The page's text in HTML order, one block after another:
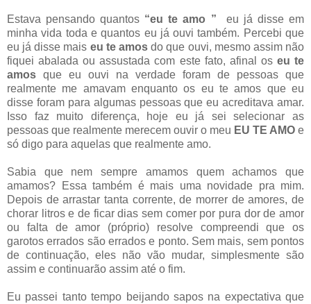
Estava pensando quantos “eu te amo ” eu já disse em
minha vida toda e quantos eu já ouvi também. Percebi que
eu já disse mais eu te amos do que ouvi, mesmo assim não
fiquei abalada ou assustada com este fato, afinal os eu te
amos que eu ouvi na verdade foram de pessoas que
realmente me amavam enquanto os eu te amos que eu
disse foram para algumas pessoas que eu acreditava amar.
Isso faz muito diferença, hoje eu já sei selecionar as
pessoas que realmente merecem ouvir o meu EU TE AMO e
só digo para aquelas que realmente amo.
Sabia que nem sempre amamos quem achamos que
amamos? Essa também é mais uma novidade pra mim.
Depois de arrastar tanta corrente, de morrer de amores, de
chorar litros e de ficar dias sem comer por pura dor de amor
ou falta de amor (próprio) resolve compreendi que os
garotos errados são errados e ponto. Sem mais, sem pontos
de continuação, eles não vão mudar, simplesmente são
assim e continuarão assim até o fim.
Eu passei tanto tempo beijando sapos na expectativa que